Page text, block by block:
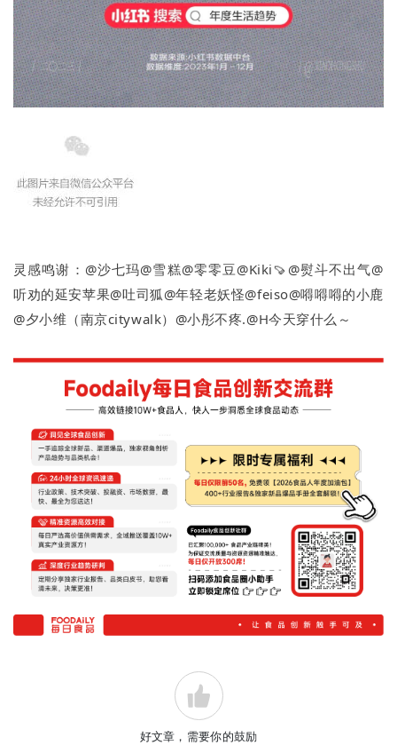
灵感鸣谢：@沙七玛@雪糕@零零豆@Kiki🍠@熨斗不出气@
听劝的延安苹果@吐司狐@年轻老妖怪@feiso@嘚嘚嘚的小鹿
@夕小维（南京citywalk）@小彤不疼.@H今天穿什么～
好文章，需要你的鼓励